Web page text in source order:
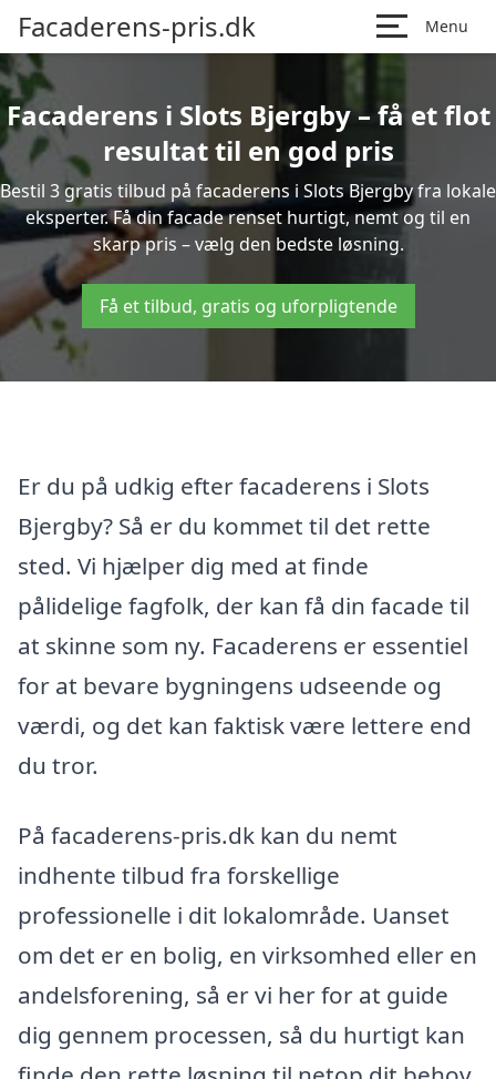
Facaderens-pris.dk Menu
Facaderens i Slots Bjergby – få et flot
resultat til en god pris
Bestil 3 gratis tilbud på facaderens i Slots Bjergby fra lokale
eksperter. Få din facade renset hurtigt, nemt og til en
skarp pris – vælg den bedste løsning.
Få et tilbud, gratis og uforpligtende
Er du på udkig efter facaderens i Slots
Bjergby? Så er du kommet til det rette
sted. Vi hjælper dig med at finde
pålidelige fagfolk, der kan få din facade til
at skinne som ny. Facaderens er essentiel
for at bevare bygningens udseende og
værdi, og det kan faktisk være lettere end
du tror.
På facaderens-pris.dk kan du nemt
indhente tilbud fra forskellige
professionelle i dit lokalområde. Uanset
om det er en bolig, en virksomhed eller en
andelsforening, så er vi her for at guide
dig gennem processen, så du hurtigt kan